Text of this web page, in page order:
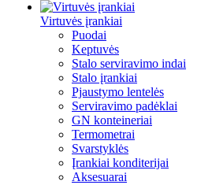
Virtuvės įrankiai
Puodai
Keptuvės
Stalo serviravimo indai
Stalo įrankiai
Pjaustymo lentelės
Serviravimo padėklai
GN konteineriai
Termometrai
Svarstyklės
Įrankiai konditerijai
Aksesuarai